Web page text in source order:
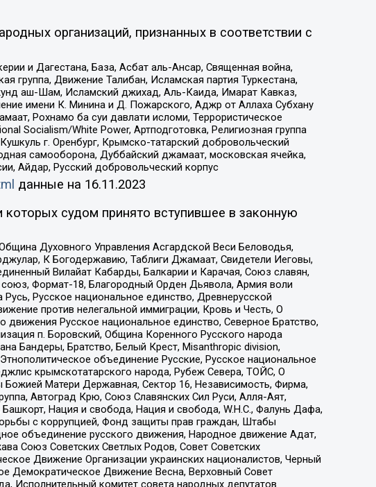
организаций, признанных в соответствии с
и Дагестана, База, Асбат аль-Ансар, Священная война,
группа, Движение Талибан, Исламская партия Туркестана,
аш-Шам, Исламский джихад, Аль-Каида, Имарат Кавказ,
имени К. Минина и Д. Пожарского, Аджр от Аллаха Субхану
Рохнамо ба суи давлати исломи, Террористическое
Socialism/White Power, Артподготовка, Религиозная группа
г. Оренбург, Крымско-татарский добровольческий
самооборона, Дуббайский джамаат, московская ячейка,
Айдар, Русский добровольческий корпус
данные на 16.11.2023
судом принято вступившее в законную
Духовного Управления Асгардской Веси Беловодья,
К Богодержавию, Таблиги Джамаат, Свидетели Иеговы,
Вилайат Кабарды, Балкарии и Карачая, Союз славян,
Формат-18, Благородный Орден Дьявола, Армия воли
Русское национальное единство, Древнерусской
против нелегальной иммиграции, Кровь и Честь, О
Русское национальное единство, Северное Братство,
п. Боровский, Община Коренного Русского народа
Бандеры, Братство, Белый Крест, Misanthropic division,
объединение Русские, Русское национальное
крымскотатарского народа, Рубеж Севера, ТОЙС, О
Матери Державная, Сектор 16, Независимость, Фирма,
Автоград Крю, Союз Славянских Сил Руси, Алля-Аят,
Нация и свобода, Нация и свобода, W.H.С., Фалунь Дафа,
с коррупцией, Фонд защиты прав граждан, Штабы
объединение русского движения, Народное движение Адат,
Союз Советских Светлых Родов, Совет Советских
Движение Организации украинских националистов, Черный
Демократическое Движение Весна, Верховный Совет
Исполнительный комитет совета народных депутатов